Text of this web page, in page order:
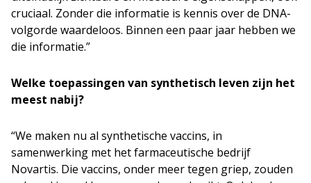
cruciaal. Zonder die informatie is kennis over de DNA-
volgorde waardeloos. Binnen een paar jaar hebben we
die informatie.”
Welke toepassingen van synthetisch leven zijn het
meest nabij?
“We maken nu al synthetische vaccins, in
samenwerking met het farmaceutische bedrijf
Novartis. Die vaccins, onder meer tegen griep, zouden